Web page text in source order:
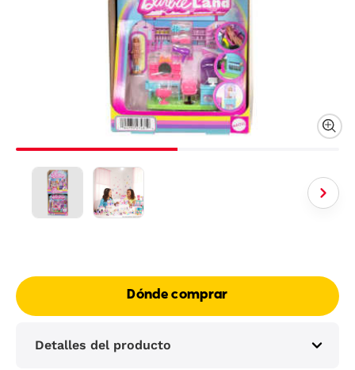
Dónde comprar
Detalles del producto